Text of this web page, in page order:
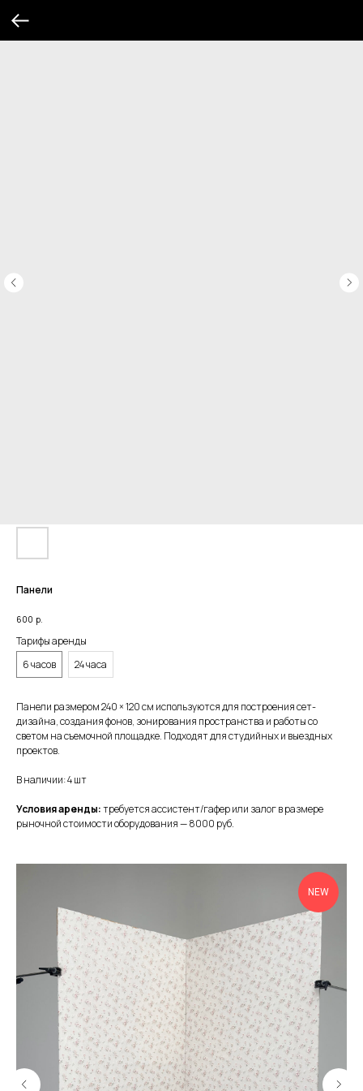
Панели
600 р.
Тарифы аренды
6 часов
24 часа
Панели размером 240 × 120 см используются для построения сет-
дизайна, создания фонов, зонирования пространства и работы со
светом на съемочной площадке. Подходят для студийных и выездных
проектов.
В наличии: 4 шт
Условия аренды:требуется ассистент/гафер или залог в размере
рыночной стоимости оборудования — 8000 руб.
NEW